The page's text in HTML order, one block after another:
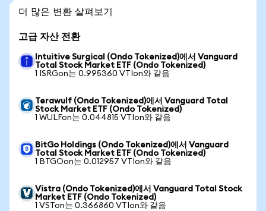
더 많은 변환 살펴보기
고급 자산 전환
Intuitive Surgical (Ondo Tokenized)에서 Vanguard
Total Stock Market ETF (Ondo Tokenized)
1 ISRGon는 0.995360 VTIon와 같음
Terawulf (Ondo Tokenized)에서 Vanguard Total
Stock Market ETF (Ondo Tokenized)
1 WULFon는 0.044815 VTIon와 같음
BitGo Holdings (Ondo Tokenized)에서 Vanguard
Total Stock Market ETF (Ondo Tokenized)
1 BTGOon는 0.012957 VTIon와 같음
Vistra (Ondo Tokenized)에서 Vanguard Total Stock
Market ETF (Ondo Tokenized)
1 VSTon는 0.366860 VTIon와 같음